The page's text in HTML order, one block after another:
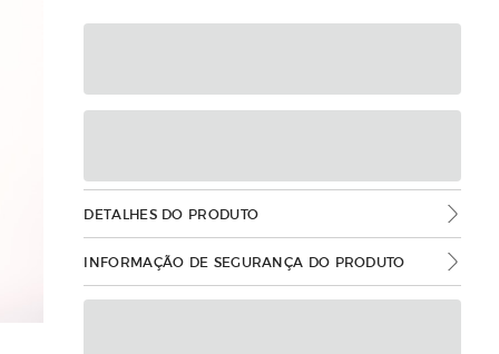
DETALHES DO PRODUTO
INFORMAÇÃO DE SEGURANÇA DO PRODUTO